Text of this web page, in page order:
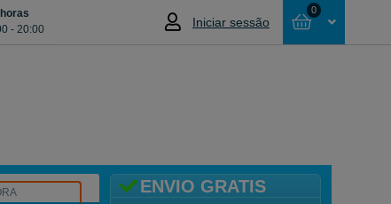
- 20:00
Iniciar sessão
0
ENVIO GRATIS